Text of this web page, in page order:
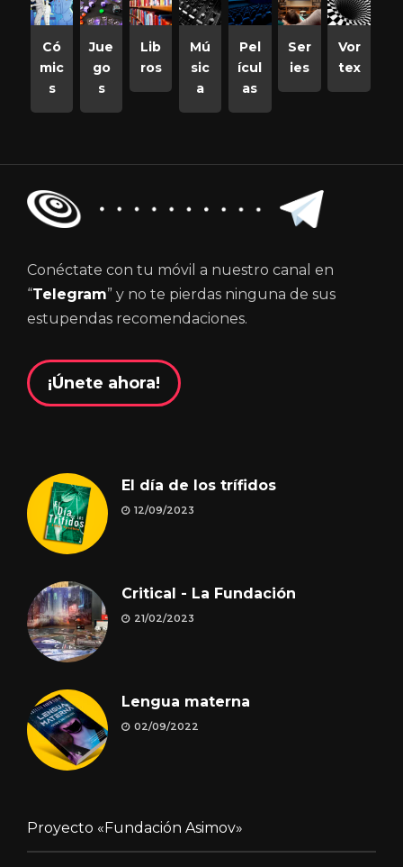
Có
mic
s
Jue
go
s
Lib
ros
Mú
sic
a
Pel
ícul
as
Ser
ies
Vor
tex
Conéctate con tu móvil a nuestro canal en
“Telegram” y no te pierdas ninguna de sus
estupendas recomendaciones.
¡Únete ahora!
El día de los trífidos
12/09/2023
Critical - La Fundación
21/02/2023
Lengua materna
02/09/2022
Proyecto «Fundación Asimov»